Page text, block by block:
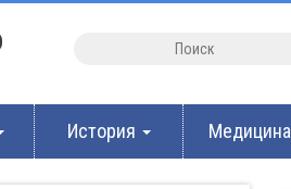
История Медицина